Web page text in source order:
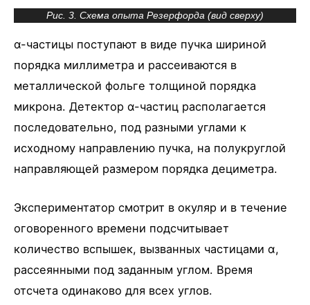
Рис. 3. Схема опыта Резерфорда (вид сверху)
α-частицы поступают в виде пучка шириной
порядка миллиметра и рассеиваются в
металлической фольге толщиной порядка
микрона. Детектор α-частиц располагается
последовательно, под разными углами к
исходному направлению пучка, на полукруглой
направляющей размером порядка дециметра.
Экспериментатор смотрит в окуляр и в течение
оговоренного времени подсчитывает
количество вспышек, вызванных частицами α,
рассеянными под заданным углом. Время
отсчета одинаково для всех углов.